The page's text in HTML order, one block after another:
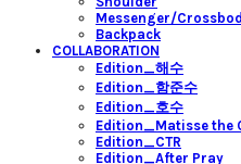
Messenger/
Backpack
COLLABORATION
Edition_해수
Edition_함준수
Edition_호수
Edition_Matisse the
Edition_CTR
Edition_After Pray